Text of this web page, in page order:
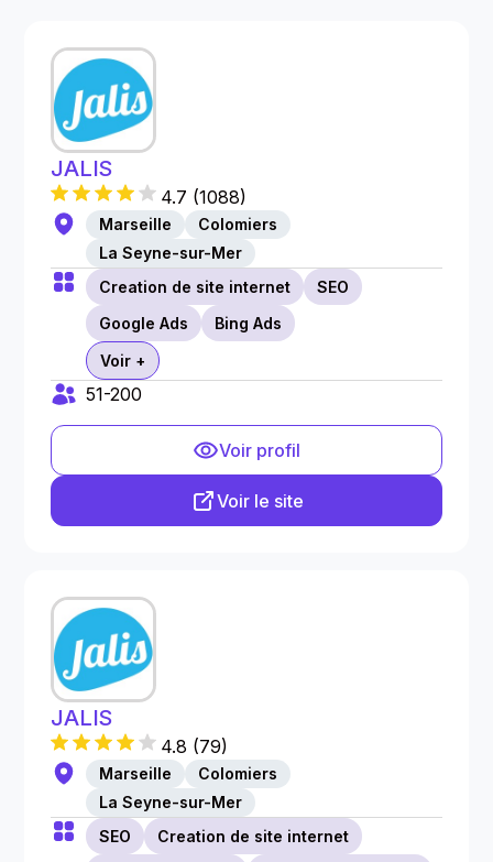
JALIS
4.7 (1088)
Marseille
Colomiers
La Seyne-sur-Mer
Creation de site internet
SEO
Google Ads
Bing Ads
Voir +
51-200
Voir profil
Voir le site
JALIS
4.8 (79)
Marseille
Colomiers
La Seyne-sur-Mer
SEO
Creation de site internet